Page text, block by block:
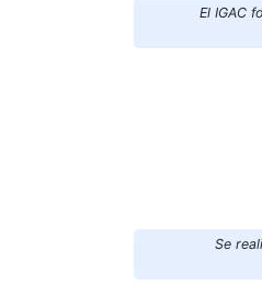
El IGAC
Se